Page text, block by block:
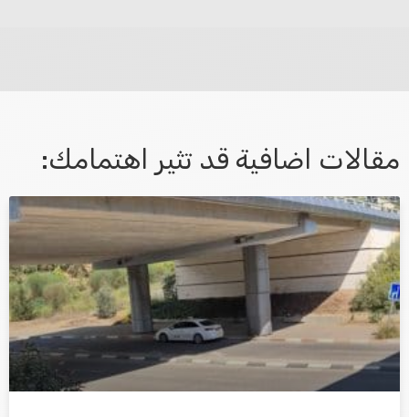
אני מאשר/ת קבלת דיוור במייל ושימוש בפרטים בהתאם
למדיניות הפרטיות
مقالات اضافية قد تثير اهتمامك: